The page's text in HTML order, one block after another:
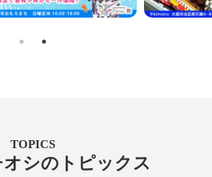
TOPICS
シのトピックス